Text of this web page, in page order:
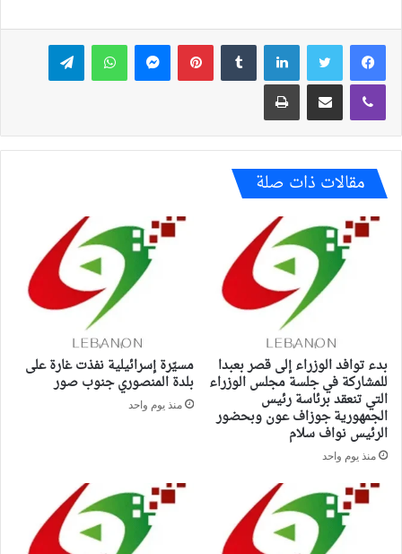
فيسبوك تويتر لينكدإن بينتيريستماسنجر واتساب تيلقرام
ڤايبر مشاركة عبر البريد طباعة
مقالات ذات صلة
بدء توافد الوزراء إلى قصر بعبدا
للمشاركة في جلسة مجلس الوزراء
التي تنعقد برئاسة رئيس
الجمهورية جوزاف عون وبحضور
الرئيس نواف سلام
منذ يوم واحد
مسيّرة إسرائيلية نفذت غارة على
بلدة المنصوري جنوب صور
منذ يوم واحد